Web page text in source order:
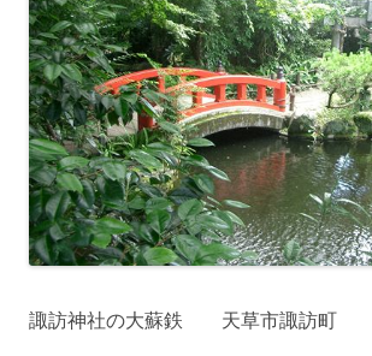
諏訪神社の大蘇鉄 天草市諏訪町